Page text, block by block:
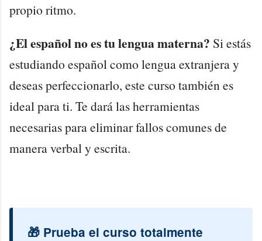
propio ritmo.
¿El español no es tu lengua materna? Si estás
estudiando español como lengua extranjera y
deseas perfeccionarlo, este curso también es
ideal para ti. Te dará las herramientas
necesarias para eliminar fallos comunes de
manera verbal y escrita.
🎁 Prueba el curso totalmente